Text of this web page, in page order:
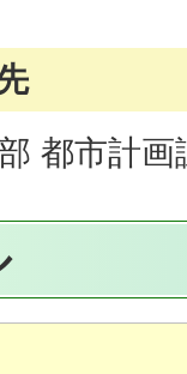
都市計